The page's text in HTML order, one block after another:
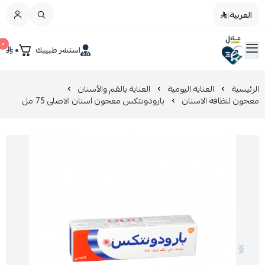
العربية|
صيدليات عادل استشر طبيبك ٠ ٠ القائمة الرئيسية
تخفيضات
مزيل طلاء الأظافر
العناية بالطفل و الأم
العناية اليومية
الرئيسية العناية اليومية العناية بالفم والأسنان
معجون لنظافة الاسنان بارودونتكس معجون اسنان الاصلى 75 مل